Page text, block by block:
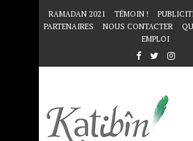
RAMADAN 2021 TÉMOIN !
PARTENAIRES
NOUS CONTACTER
EMPLOI